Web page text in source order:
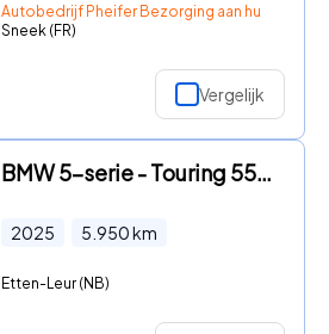
Autobedrijf Pheifer Bezorging aan huis in heel
Sneek (FR)
Vergelijk
BMW 5-serie - Touring 550e xDrive|Full|Fiscaal aantrekkelijk
2025 5.950km
Etten-Leur (NB)